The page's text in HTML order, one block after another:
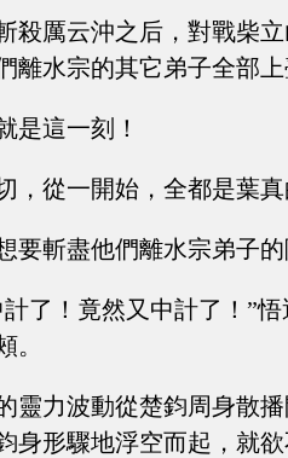
殺厲云沖之后，對戰柴
離水宗的其它弟子全部
是這一刻！
，從一開始，全都是葉
要斬盡他們離水宗弟子
計了！竟然又中計了！”
。
靈力波動從楚鈞周身散
身形驟地浮空而起，就